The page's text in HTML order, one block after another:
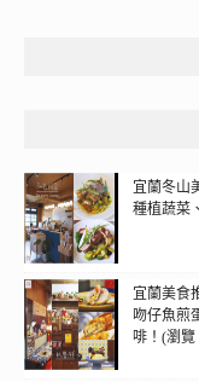
宜蘭冬山
種植蔬菜
宜蘭美食
吻仔魚煎
啡！(瀏覽